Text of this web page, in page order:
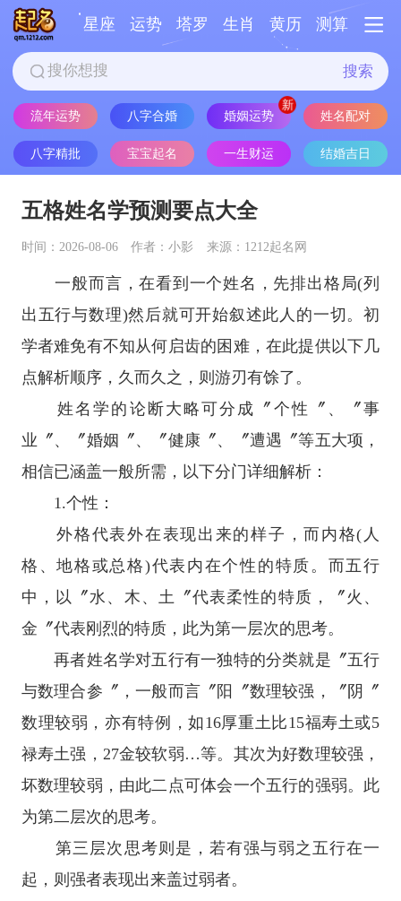
星座 运势 塔罗 生肖 黄历 测算
搜索
流年运势 八字合婚 婚姻运势 姓名配对
八字精批 宝宝起名 一生财运 结婚吉日
五格姓名学预测要点大全
时间：2026-08-06 作者：小影 来源：1212起名网
一般而言，在看到一个姓名，先排出格局(列
出五行与数理)然后就可开始叙述此人的一切。初
学者难免有不知从何启齿的困难，在此提供以下几
点解析顺序，久而久之，则游刃有馀了。
姓名学的论断大略可分成〞个性〞、〞事
业〞、〞婚姻〞、〞健康〞、〞遭遇〞等五大项，
相信已涵盖一般所需，以下分门详细解析：
1.个性：
外格代表外在表现出来的样子，而内格(人
格、地格或总格)代表内在个性的特质。而五行
中，以〞水、木、土〞代表柔性的特质，〞火、
金〞代表刚烈的特质，此为第一层次的思考。
再者姓名学对五行有一独特的分类就是〞五行
与数理合参〞，一般而言〞阳〞数理较强，〞阴〞
数理较弱，亦有特例，如16厚重土比15福寿土或5
禄寿土强，27金较软弱…等。其次为好数理较强，
坏数理较弱，由此二点可体会一个五行的强弱。此
为第二层次的思考。
第三层次思考则是，若有强与弱之五行在一
起，则强者表现出来盖过弱者。